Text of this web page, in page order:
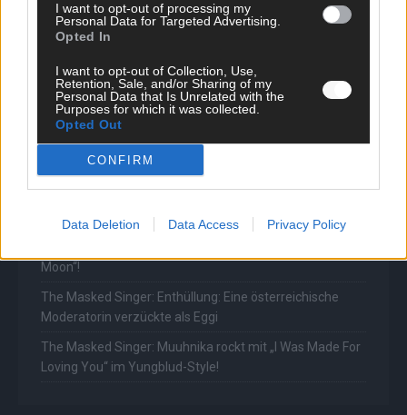
I want to opt-out of processing my
Personal Data for Targeted Advertising.
Opted In
I want to opt-out of Collection, Use,
Retention, Sale, and/or Sharing of my
Personal Data that Is Unrelated with the
Purposes for which it was collected.
Opted Out
CONFIRM
Data Deletion Data Access Privacy Policy
Lady Gagas „Abracadabra“ zurück
The Masked Singer: Lieblingssong: Rave-Ioli berührt
erneut mit „You Are Not Alone“
The Masked Singer: Enthüllung: Ein deutscher
Schauspieler glänzte als King
The Masked Singer: Billie Eilish trifft Kuh-Power!
Muuhnika verzaubert mit „Lovely“
Are The World“!
Moon“!
The Masked Singer: Enthüllung: Eine österreichische
Moderatorin verzückte als Eggi
The Masked Singer: Muuhnika rockt mit „I Was Made For
Loving You“ im Yungblud-Style!